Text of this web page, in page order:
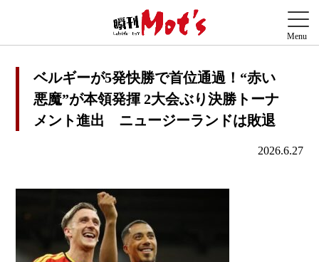
ベルギーが5発快勝で首位通過！“赤い
悪魔”が本領発揮 2大会ぶり決勝トーナ
メント進出 ニュージーランドは敗退
2026.6.27